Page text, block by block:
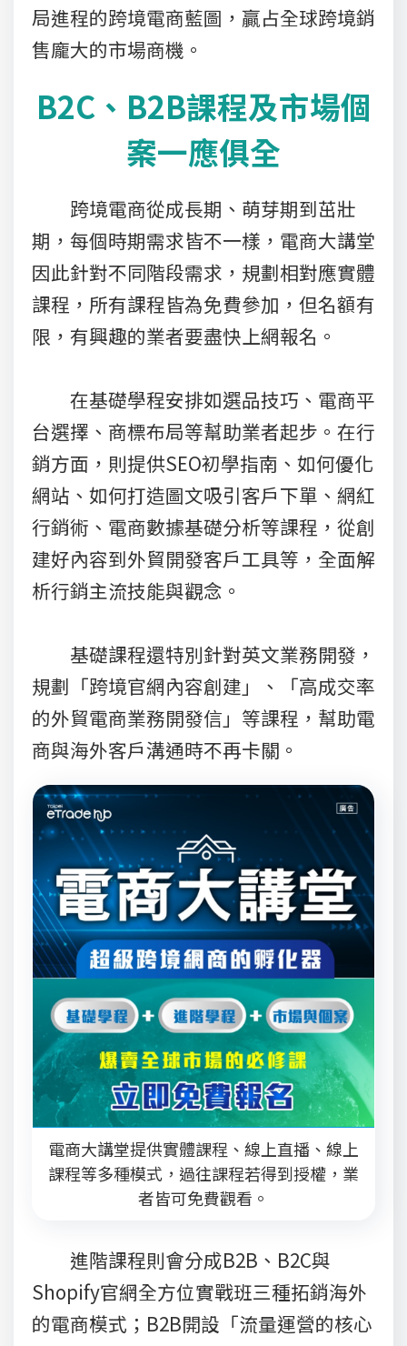
局進程的跨境電商藍圖，贏占全球跨境銷
售龐大的市場商機。
B2C、B2B課程及市場個
案一應俱全
跨境電商從成長期、萌芽期到茁壯
期，每個時期需求皆不一樣，電商大講堂
因此針對不同階段需求，規劃相對應實體
課程，所有課程皆為免費參加，但名額有
限，有興趣的業者要盡快上網報名。
在基礎學程安排如選品技巧、電商平
台選擇、商標布局等幫助業者起步。在行
銷方面，則提供SEO初學指南、如何優化
網站、如何打造圖文吸引客戶下單、網紅
行銷術、電商數據基礎分析等課程，從創
建好內容到外貿開發客戶工具等，全面解
析行銷主流技能與觀念。
基礎課程還特別針對英文業務開發，
規劃「跨境官網內容創建」、「高成交率
的外貿電商業務開發信」等課程，幫助電
商與海外客戶溝通時不再卡關。
電商大講堂提供實體課程、線上直播、線上
課程等多種模式，過往課程若得到授權，業
者皆可免費觀看。
進階課程則會分成B2B、B2C與
Shopify官網全方位實戰班三種拓銷海外
的電商模式；B2B開設「流量運營的核心